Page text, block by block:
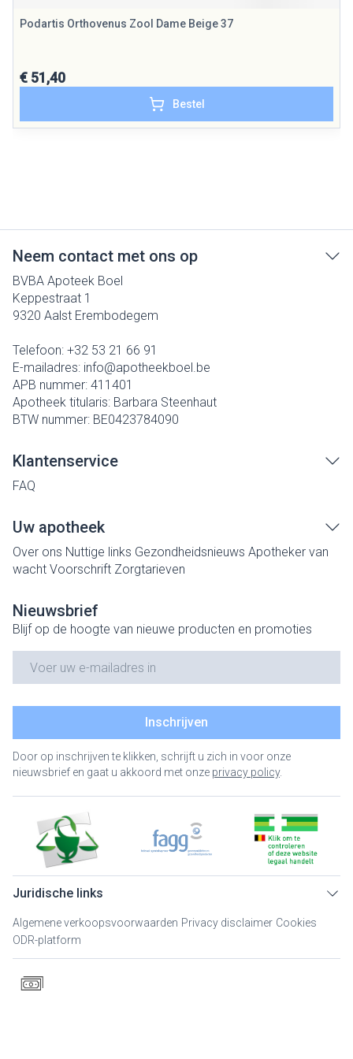
Podartis Orthovenus Zool Dame Beige 37
€ 51,40
Bestel
Neem contact met ons op
BVBA Apoteek Boel
Keppestraat 1
9320 Aalst Erembodegem
Telefoon: +32 53 21 66 91
E-mailadres: info@apotheekboel.be
APB nummer: 411401
Apotheek titularis: Barbara Steenhaut
BTW nummer: BE0423784090
Klantenservice
FAQ
Uw apotheek
Over ons Nuttige links Gezondheidsnieuws Apotheker van
wacht Voorschrift Zorgtarieven
Nieuwsbrief
Blijf op de hoogte van nieuwe producten en promoties
Inschrijven
Door op inschrijven te klikken, schrijft u zich in voor onze
nieuwsbrief en gaat u akkoord met onze privacy policy.
Juridische links
Algemene verkoopsvoorwaarden Privacy disclaimer Cookies
ODR-platform